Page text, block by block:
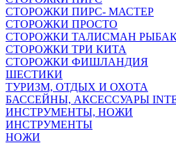
СТОРОЖКИ ПИРС- МАСТЕР
СТОРОЖКИ ПРОСТО
СТОРОЖКИ ТАЛИСМАН
СТОРОЖКИ ТРИ КИТА
СТОРОЖКИ ФИШЛАНДИЯ
ШЕСТИКИ
ТУРИЗМ, ОТДЫХ И ОХОТА
БАССЕЙНЫ, АКСЕССУАРЫ
ИНСТРУМЕНТЫ, НОЖИ
ИНСТРУМЕНТЫ
НОЖИ